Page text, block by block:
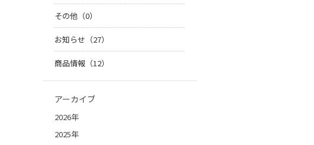
その他（0）
お知らせ（27）
商品情報（12）
アーカイブ
2026年
2025年